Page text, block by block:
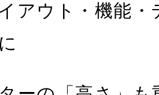
アウト・機能